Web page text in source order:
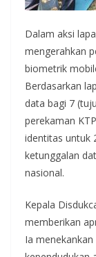
Dalam aksi
mengerahkan
biometrik
Berdasarkan
data bagi 7
perekaman
identitas untuk
ketunggalan
nasional.
Kepala
memberikan
Ia